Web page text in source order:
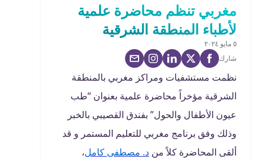
مغربي تنظم محاضرة علمية
لأطباء المنطقة الشرقية
٥ مايو ٢٠٢٤
شارك
نظمت مستشفيات ومراكز مغربي بالمنطقة
الشرقية مؤخراً محاضرة علمية بعنوان “طب
عيون الأطفال والحول” بفندق القصيبي بالخبر
وذلك وفق برنامج مغربي للتعليم المستمر و قد
ألقى المحاضرة كلاً من د. مصطفى كامل،